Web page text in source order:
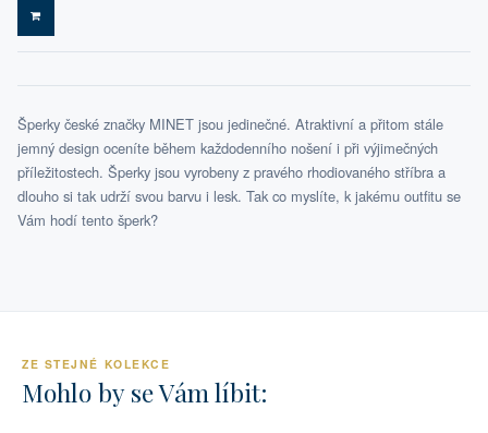
DO KOŠÍKU
Šperky české značky MINET jsou jedinečné. Atraktivní a přitom stále
jemný design oceníte během každodenního nošení i při výjimečných
příležitostech. Šperky jsou vyrobeny z pravého rhodiovaného stříbra a
dlouho si tak udrží svou barvu i lesk. Tak co myslíte, k jakému outfitu se
Vám hodí tento šperk?
ZE STEJNÉ KOLEKCE
Mohlo by se Vám líbit: